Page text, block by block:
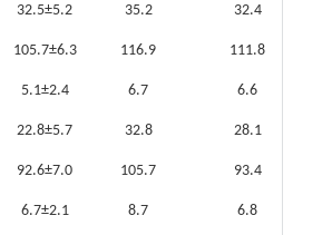
32.5±5.2 35.2 32.4
105.7±6.3 116.9 111.8
5.1±2.4 6.7 6.6
22.8±5.7 32.8 28.1
92.6±7.0 105.7 93.4
6.7±2.1 8.7 6.8